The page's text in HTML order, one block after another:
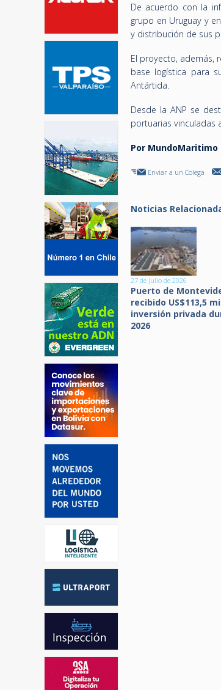
De acuerdo con la
grupo en Uruguay y
y distribución de sus
El proyecto, además,
base logística para
Antártida.
Desde la ANP se
portuarias vinculadas
Por MundoMaritimo
Enviar a un Colega
Noticias
27 de Julio de 2026
Puerto de
recibido US$113,5
inversión privada
2026